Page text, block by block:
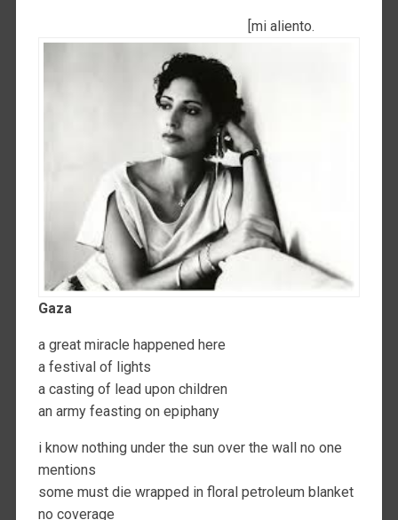
[mi aliento.
Gaza
a great miracle happened here
a festival of lights
a casting of lead upon children
an army feasting on epiphany
i know nothing under the sun over the wall no one
mentions
some must die wrapped in floral petroleum blanket
no coverage